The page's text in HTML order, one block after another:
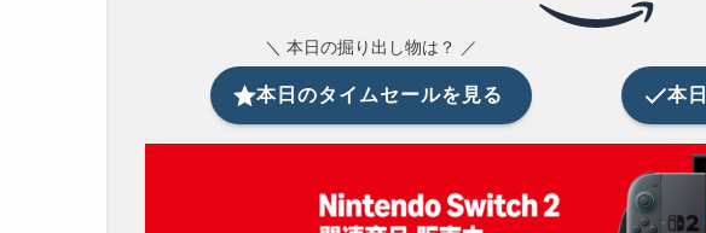
＼ 本日の掘り出し物は？ ／
本日のタイムセールを見る 本